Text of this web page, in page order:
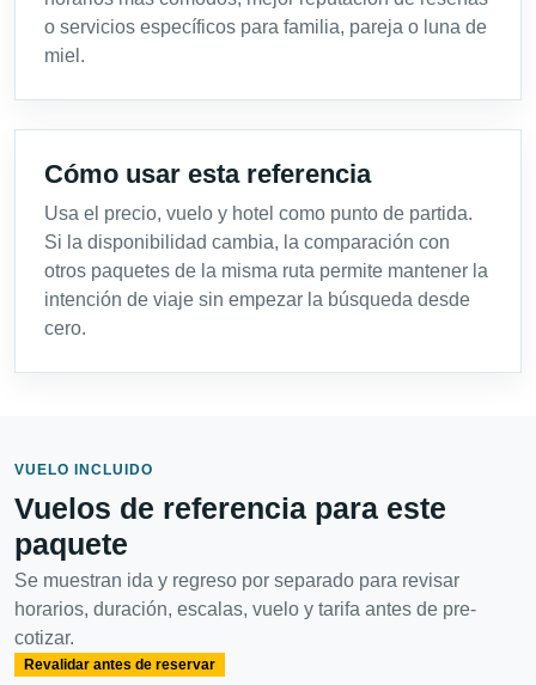
o servicios específicos para familia, pareja o luna de
miel.
Cómo usar esta referencia
Usa el precio, vuelo y hotel como punto de partida.
Si la disponibilidad cambia, la comparación con
otros paquetes de la misma ruta permite mantener la
intención de viaje sin empezar la búsqueda desde
cero.
VUELO INCLUIDO
Vuelos de referencia para este
paquete
Se muestran ida y regreso por separado para revisar
horarios, duración, escalas, vuelo y tarifa antes de pre-
cotizar.
Revalidar antes de reservar